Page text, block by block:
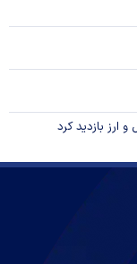
ارز بازدید کرد